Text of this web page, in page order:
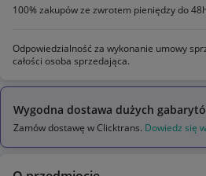
100% zakupów ze zwrotem pieniędzy do
Odpowiedzialność za wykonanie umowy
całości osoba sprzedająca.
Wygodna dostawa dużych
Zamów dostawę w Clicktrans. Dowiedz się